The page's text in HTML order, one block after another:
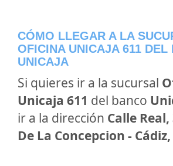
CÓMO LLEGAR A LA
OFICINA UNICAJA 611 DEL
UNICAJA
Si quieres ir a la sucursal
Unicaja 611 del banco
ir a la dirección Calle
De La Concepcion -